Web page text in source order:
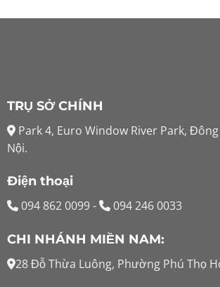
TRỤ SỞ CHÍNH
Park 4, Euro Window River Park,
Nội.
Điện thoại
094 862 0099- 094 246 0033
CHI NHÁNH MIỀN NAM:
28 Đỗ Thừa Luông, Phường Phú Thọ